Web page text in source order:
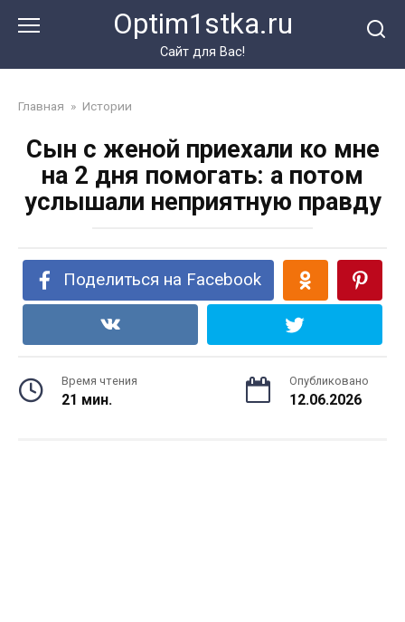
Optim1stka.ru
Сайт для Вас!
Главная » Истории
Сын с женой приехали ко мне
на 2 дня помогать: а потом
услышали неприятную правду
Поделиться на Facebook
Время чтения
21 мин.
Опубликовано
12.06.2026